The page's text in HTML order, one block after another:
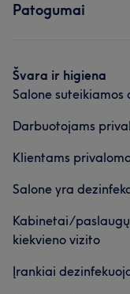
Patogumai
Švara ir higiena
Salone suteikiamos
Darbuotojams
Klientams
Salone yra
Kabinetai/
kiekvieno vizito
Įrankiai